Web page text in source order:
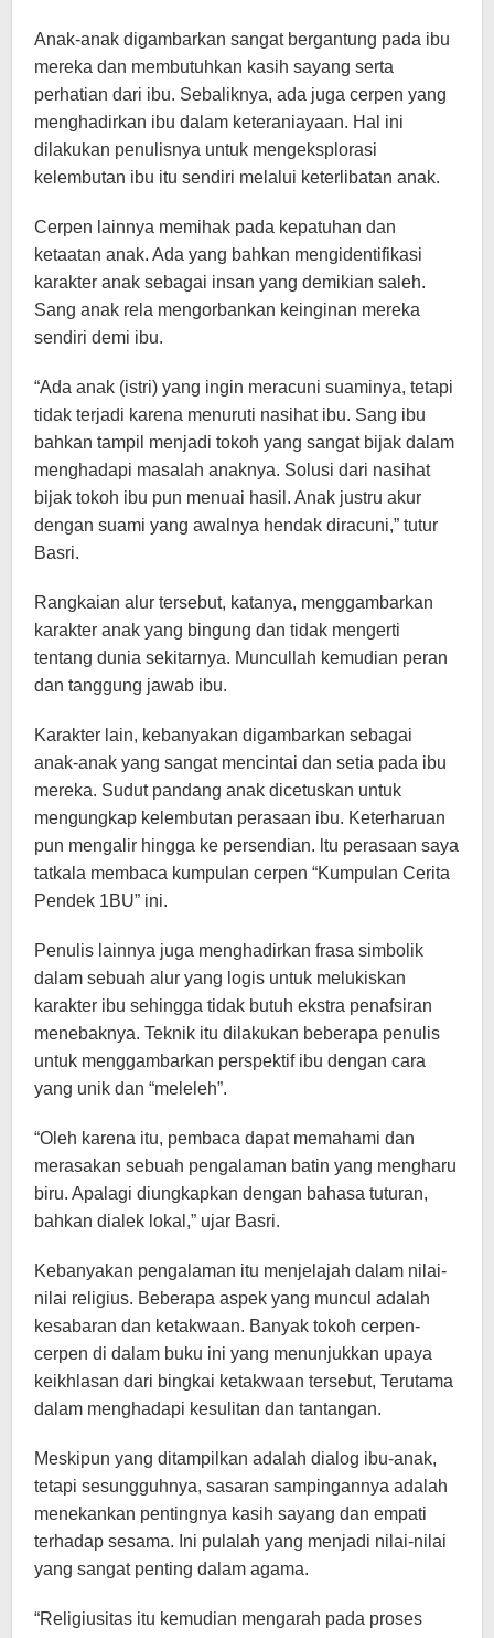
Anak-anak digambarkan sangat bergantung pada ibu
mereka dan membutuhkan kasih sayang serta
perhatian dari ibu. Sebaliknya, ada juga cerpen yang
menghadirkan ibu dalam keteraniayaan. Hal ini
dilakukan penulisnya untuk mengeksplorasi
kelembutan ibu itu sendiri melalui keterlibatan anak.
Cerpen lainnya memihak pada kepatuhan dan
ketaatan anak. Ada yang bahkan mengidentifikasi
karakter anak sebagai insan yang demikian saleh.
Sang anak rela mengorbankan keinginan mereka
sendiri demi ibu.
“Ada anak (istri) yang ingin meracuni suaminya, tetapi
tidak terjadi karena menuruti nasihat ibu. Sang ibu
bahkan tampil menjadi tokoh yang sangat bijak dalam
menghadapi masalah anaknya. Solusi dari nasihat
bijak tokoh ibu pun menuai hasil. Anak justru akur
dengan suami yang awalnya hendak diracuni,” tutur
Basri.
Rangkaian alur tersebut, katanya, menggambarkan
karakter anak yang bingung dan tidak mengerti
tentang dunia sekitarnya. Muncullah kemudian peran
dan tanggung jawab ibu.
Karakter lain, kebanyakan digambarkan sebagai
anak-anak yang sangat mencintai dan setia pada ibu
mereka. Sudut pandang anak dicetuskan untuk
mengungkap kelembutan perasaan ibu. Keterharuan
pun mengalir hingga ke persendian. ltu perasaan saya
tatkala membaca kumpulan cerpen “Kumpulan Cerita
Pendek 1BU” ini.
Penulis lainnya juga menghadirkan frasa simbolik
dalam sebuah alur yang logis untuk melukiskan
karakter ibu sehingga tidak butuh ekstra penafsiran
menebaknya. Teknik itu dilakukan beberapa penulis
untuk menggambarkan perspektif ibu dengan cara
yang unik dan “meleleh”.
“Oleh karena itu, pembaca dapat memahami dan
merasakan sebuah pengalaman batin yang mengharu
biru. Apalagi diungkapkan dengan bahasa tuturan,
bahkan dialek lokal,” ujar Basri.
Kebanyakan pengalaman itu menjelajah dalam nilai-
nilai religius. Beberapa aspek yang muncul adalah
kesabaran dan ketakwaan. Banyak tokoh cerpen-
cerpen di dalam buku ini yang menunjukkan upaya
keikhlasan dari bingkai ketakwaan tersebut, Terutama
dalam menghadapi kesulitan dan tantangan.
Meskipun yang ditampilkan adalah dialog ibu-anak,
tetapi sesungguhnya, sasaran sampingannya adalah
menekankan pentingnya kasih sayang dan empati
terhadap sesama. Ini pulalah yang menjadi nilai-nilai
yang sangat penting dalam agama.
“Religiusitas itu kemudian mengarah pada proses